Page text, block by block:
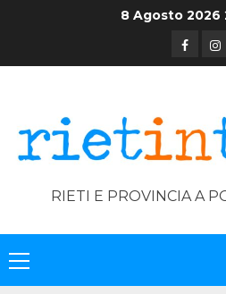
8 Agosto 2026
RIETI E PROVINCIA A
Primary
Menu